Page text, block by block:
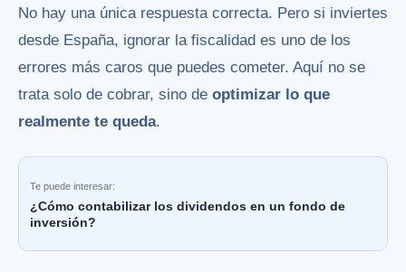
No hay una única respuesta correcta. Pero si inviertes
desde España, ignorar la fiscalidad es uno de los
errores más caros que puedes cometer. Aquí no se
trata solo de cobrar, sino de optimizar lo que
realmente te queda.
Te puede interesar:
¿Cómo contabilizar los dividendos en un fondo de
inversión?